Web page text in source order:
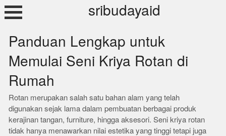
Skip
to
sribudayaid
Panduan Lengkap untuk
Memulai Seni Kriya Rotan di
Rumah
Rotan merupakan salah satu bahan alam yang telah
digunakan sejak lama dalam pembuatan berbagai produk
kerajinan tangan, furniture, hingga aksesori. Seni kriya rotan
tidak hanya menawarkan nilai estetika yang tinggi tetapi juga